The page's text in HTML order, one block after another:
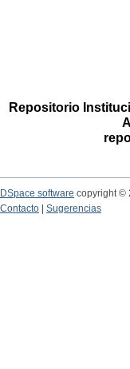
Repositorio
DSpace software copyright ©
Contacto
Sugerencias